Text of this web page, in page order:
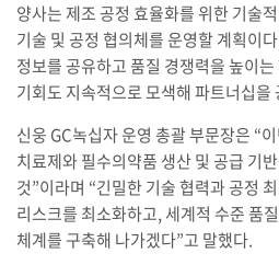
양사는 제조 공정 효율화를 위한 기술
기술 및 공정 협의체를 운영할 계획이
정보를 공유하고 품질 경쟁력을 높이
기회도 지속적으로 모색해 파트너십을
신웅 GC녹십자 운영 총괄 부문장은 “
치료제와 필수의약품 생산 및 공급 기
것”이라며 “긴밀한 기술 협력과 공정
리스크를 최소화하고, 세계적 수준 품
체계를 구축해 나가겠다”고 말했다.